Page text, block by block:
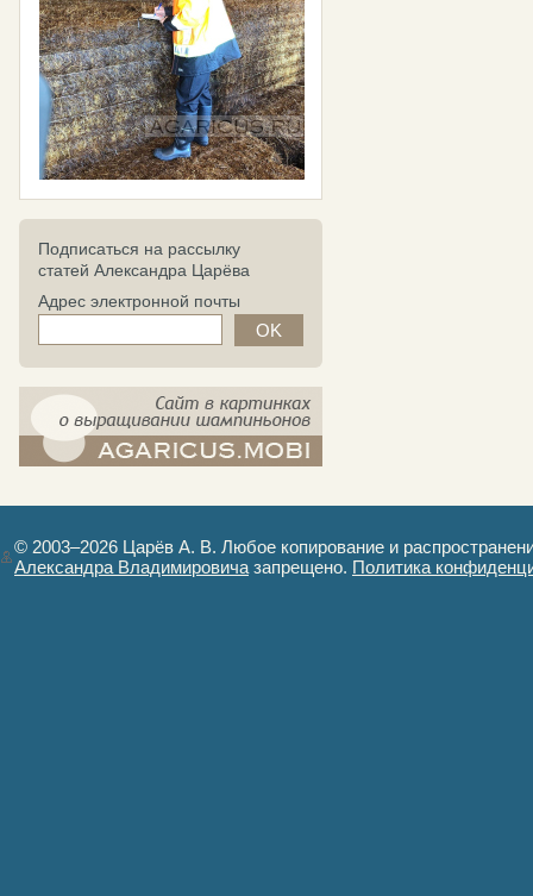
Подписаться на рассылку
статей Александра Царёва
Адрес электронной почты
© 2003–2026 Царёв А. В. Любое копирование и
Александра Владимировича запрещено. Политика
Авторизация